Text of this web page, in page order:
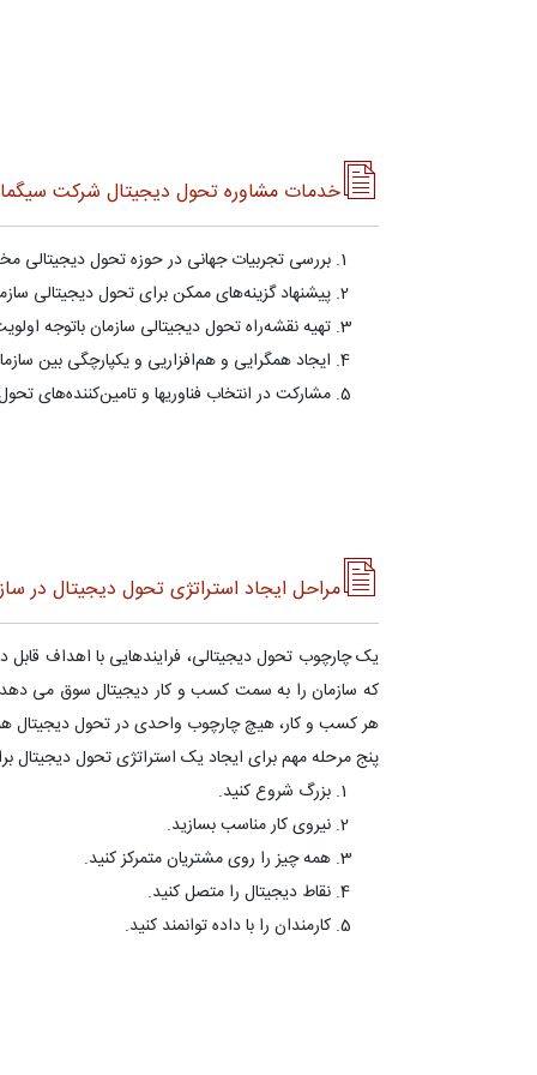
خدمات مشاوره تحول دیجیتال شرکت سیگما
بررسی تجربيات جهانی در حوزه تحول ديجيتالی
پيشنهاد گزينه‌های ممکن برای تحول ديجيتالی
تهيه نقشه‌راه تحول ديجيتالی سازمان باتوجه
ايجاد همگرايی و هم‌افزاريی و يکپارچگی بين
مشارکت در انتخاب فناوریها و تامين‌کننده‌های
مراحل ایجاد استراتژی تحول دیجیتال در
یک چارچوب تحول دیجیتالی، فرایندهایی با اهداف قابل
که سازمان را به سمت کسب و کار دیجیتال سوق می دهد.
هر کسب و کار، هیچ چارچوب واحدی در تحول دیجیتال
پنج مرحله مهم برای ایجاد یک استراتژی تحول دیجیتال
بزرگ شروع کنید.
نیروی کار مناسب بسازید.
همه چیز را روی مشتریان متمرکز کنید.
نقاط دیجیتال را متصل کنید.
کارمندان را با داده توانمند کنید.